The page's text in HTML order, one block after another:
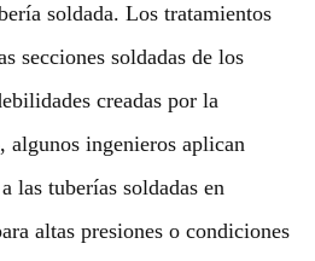
soldada. Los tratamientos
secciones soldadas de los
creadas por la
algunos ingenieros aplican
las tuberías soldadas en
altas presiones o condiciones